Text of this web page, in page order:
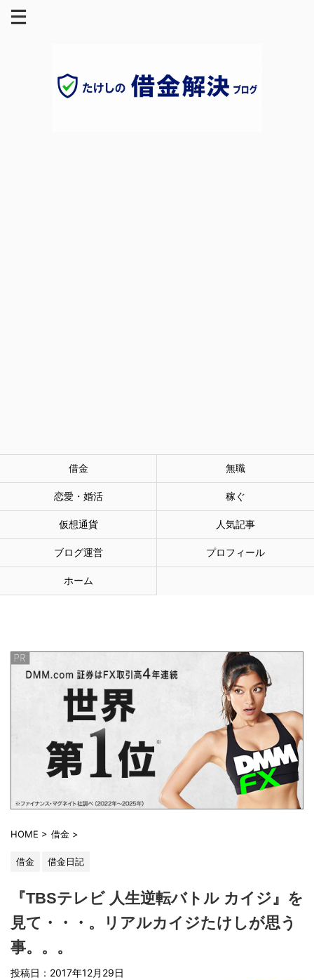
借金 無職
恋愛・婚活 稼ぐ
仮想通貨 人気記事
ブログ運営 プロフィール
ホーム
HOME > 借金 >
借金 借金日記
『TBSテレビ 人生逆転バトル カイジ』を
見て・・・。リアルカイジたけしが思う
事。。。
投稿日：2017年12月29日